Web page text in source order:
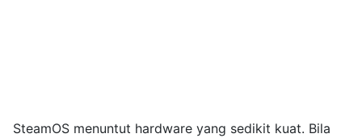
SteamOS menuntut hardware yang sedikit kuat. Bila